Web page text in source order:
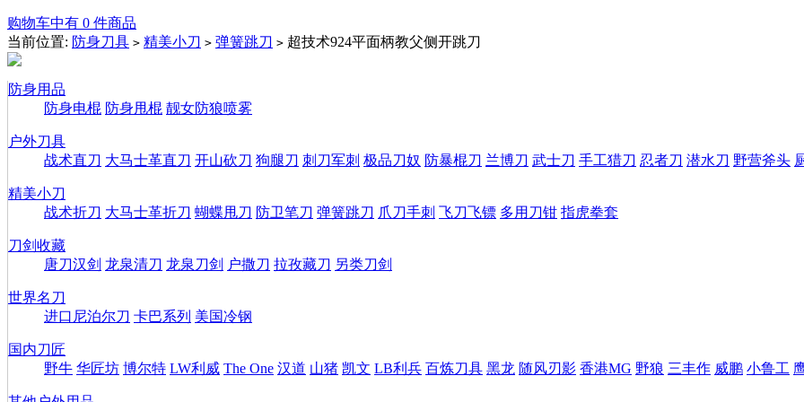
购物车中有 0 件商品
当前位置: 防身刀具 > 精美小刀 > 弹簧跳刀 > 超技术924平面柄教父侧开跳刀
防身用品
防身电棍 防身甩棍 靓女防狼喷雾
户外刀具
战术直刀 大马士革直刀 开山砍刀 狗腿刀 刺刀军刺 极品刀奴 防暴棍刀 兰博刀 武士刀 手工猎刀 忍者刀 潜水刀 野营斧头
精美小刀
战术折刀 大马士革折刀 蝴蝶甩刀 防卫笔刀 弹簧跳刀 爪刀手刺 飞刀飞镖 多用刀钳 指虎拳套
刀剑收藏
唐刀汉剑 龙泉清刀 龙泉刀剑 户撒刀 拉孜藏刀 另类刀剑
世界名刀
进口尼泊尔刀 卡巴系列 美国冷钢
国内刀匠
野牛 华匠坊 博尔特 LW利威 The One 汉道 山猪 凯文 LB利兵 百炼刀具 黑龙 随风刃影 香港MG 野狼 三丰作 威鹏 小鲁工